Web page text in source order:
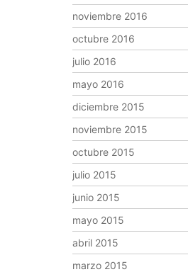
noviembre 2016
octubre 2016
julio 2016
mayo 2016
diciembre 2015
noviembre 2015
octubre 2015
julio 2015
junio 2015
mayo 2015
abril 2015
marzo 2015